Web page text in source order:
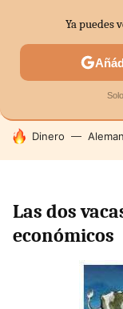
SECTORES
HOY SE HABLA
Dinero
Las dos
económicos
Ya puedes